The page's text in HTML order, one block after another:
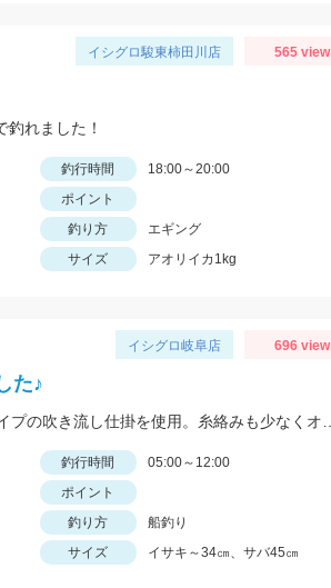
イシグロ駿東柿田川店 565 view
れました！
釣行時間
18:00～20:00
ポイント
釣り方
エギング
サイズ アオリイカ1kg
イシグロ岐阜店 696 view
た♪
釣行時間
05:00～12:00
ポイント
釣り方
船釣り
サイズ イサキ～34㎝、サバ45㎝